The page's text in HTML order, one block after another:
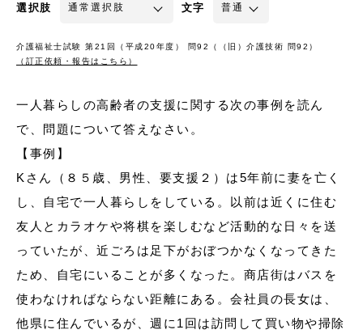
選択肢 文字
介護福祉士試験 第21回（平成20年度） 問92（（旧）介護技術 問92）
（訂正依頼・報告はこちら）
一人暮らしの高齢者の支援に関する次の事例を読ん
で、問題について答えなさい。
【事例】
Kさん（８５歳、男性、要支援２）は5年前に妻を亡く
し、自宅で一人暮らしをしている。以前は近くに住む
友人とカラオケや将棋を楽しむなど活動的な日々を送
っていたが、近ごろは足下がおぼつかなくなってきた
ため、自宅にいることが多くなった。商店街はバスを
使わなければならない距離にある。会社員の長女は、
他県に住んでいるが、週に1回は訪問して買い物や掃除